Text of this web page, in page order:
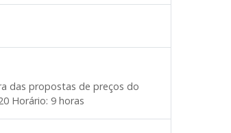
das propostas de preços do
Horário: 9 horas